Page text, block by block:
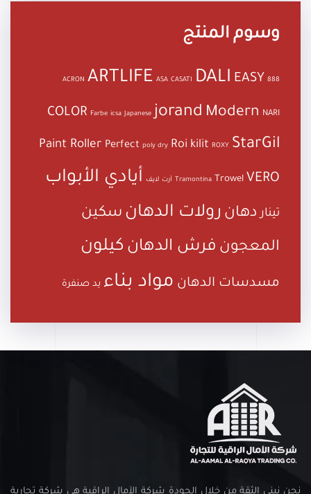
وسوم المنتج
888
ACRON ARTLIFE ASA CASATI DALI EASY
COLOR Farbe icsa Japanese jorand Modern NARI
Paint Roller Perfect poly dry Roi kilit ROXY StarGil
Tramontina Trowel VERO آرت لايف أيادي الأبواب
تينار دهان رولات الدهان سكين
المعجون فرش الدهان كيلون
مسدسات الدهان مواد بناء يد صنفرة
نحن نبني الثقة من خلال الجودة شركة الآمال الراقية هي شركة تجارية